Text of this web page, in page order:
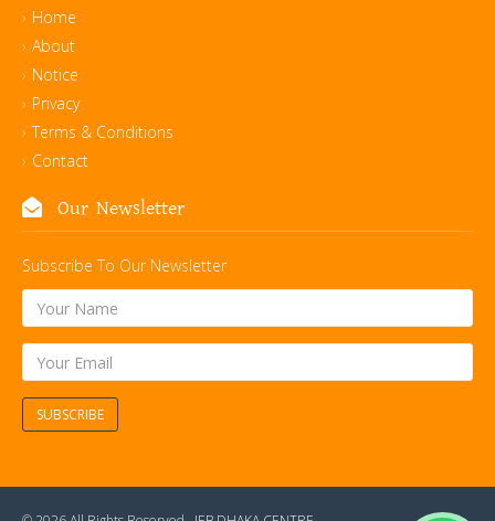
Home
About
Notice
Privacy
Terms & Conditions
Contact
Our Newsletter
Subscribe To Our Newsletter
SUBSCRIBE